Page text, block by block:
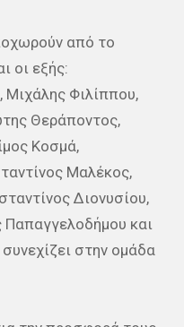
από το
οι εξής:
Φιλίππου,
Θεράποντος,
Κοσμά,
Μαλέκος,
Διονυσίου,
Παπαγγελοδήμου και
στην ομάδα